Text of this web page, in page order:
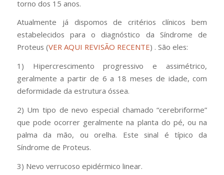
torno dos 15 anos.
Atualmente já dispomos de critérios clínicos bem
estabelecidos para o diagnóstico da Síndrome de
Proteus (VER AQUI REVISÃO RECENTE) . São eles:
1) Hipercrescimento progressivo e assimétrico,
geralmente a partir de 6 a 18 meses de idade, com
deformidade da estrutura óssea.
2) Um tipo de nevo especial chamado “cerebriforme”
que pode ocorrer geralmente na planta do pé, ou na
palma da mão, ou orelha. Este sinal é típico da
Síndrome de Proteus.
3) Nevo verrucoso epidérmico linear.